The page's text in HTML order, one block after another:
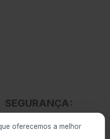
SEGURANÇA:
oferecemos a melhor